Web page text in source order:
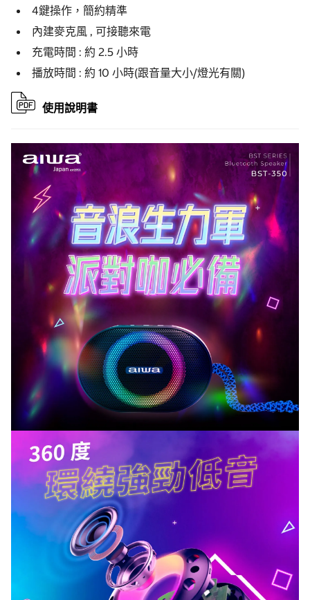
4鍵操作，簡約精準
內建麥克風 , 可接聽來電
充電時間 : 約 2.5 小時
播放時間 : 約 10 小時(跟音量大小/燈光有關)
使用說明書